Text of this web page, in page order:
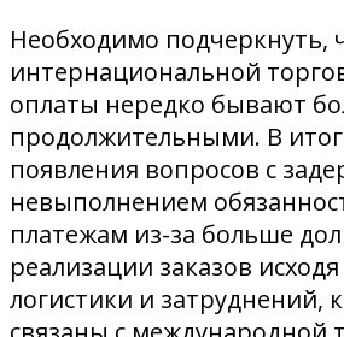
Необходимо подчеркнуть,
интернациональной
оплаты нередко бывают
продолжительными. В
появления вопросов с
невыполнением
платежам из-за больше
реализации заказов
логистики и затруднений,